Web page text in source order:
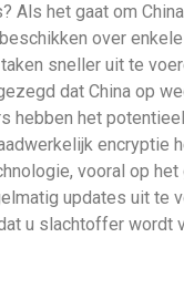
het gaat om
over
sneller uit te
dat China op
hebben het
vooral op
updates uit
u slachtoffer wordt